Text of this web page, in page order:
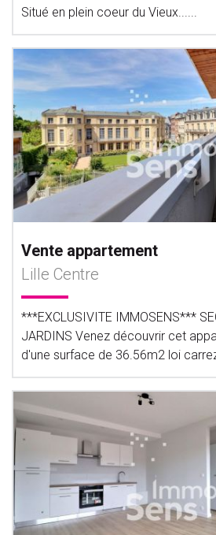
Situé en plein coeur du Vieux......
Vente appartement
Lille Centre
***EXCLUSIVITE IMMOSENS***
JARDINS Venez découvrir cet
d'une surface de 36.56m2 loi